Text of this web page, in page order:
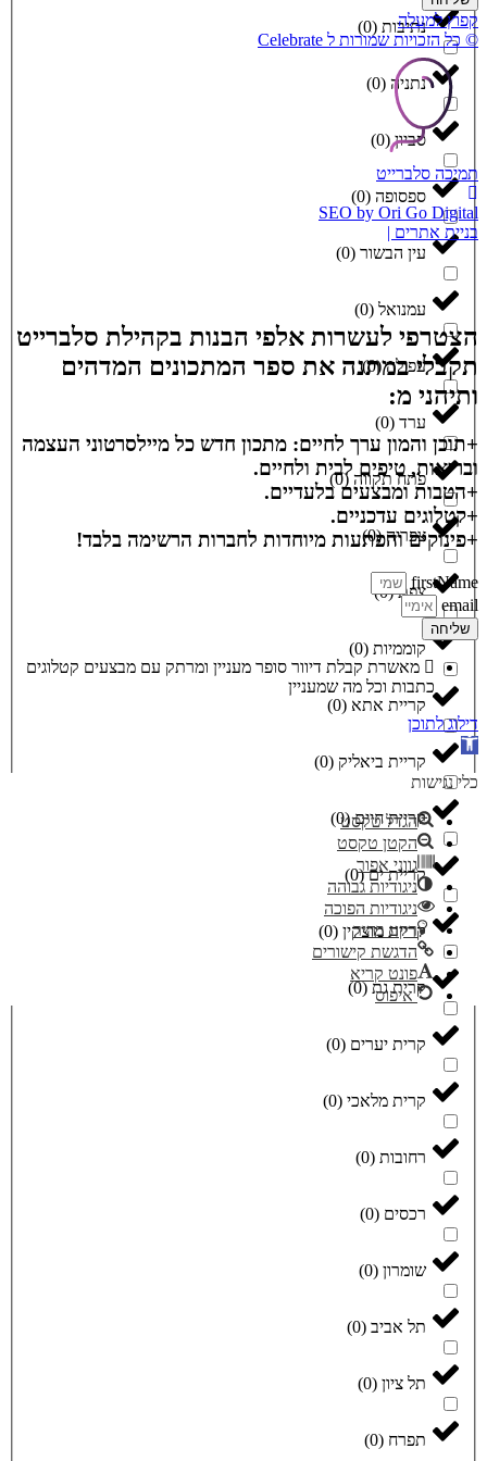
נתיבות (
0
)
נתניה (
0
)
סביון(
0
)
ספסופה (
0
)
עין הבשור (
0
)
עמנואל (
0
)
עפולה(
0
)
ערד (
0
)
פתח תקווה (
0
)
צפריה(
0
)
צפת(
0
)
קוממיות (
0
)
קריית אתא (
0
)
קריית ביאליק (
0
)
קריית חיים(
0
)
קריית ים(
0
)
קריית מוצקין (
0
)
קרית גת(
0
)
קרית יערים (
0
)
קרית מלאכי (
0
)
רחובות (
0
)
רכסים (
0
)
שומרון (
0
)
תל אביב (
0
)
תל ציון (
0
)
תפרח (
0
)
קפוץ למעלה
© כל הזכויות שמורות ל Celebrate
תמיכה סלברייט
SEO by Ori Go Digital
בניית אתרים |
הצטרפי לעשרות אלפי הבנות בקהילת סלברייט
תקבלי במתנה את ספר המתכונים המדהים
ותיהני מ:
+תוכן והמון ערך לחיים: מתכון חדש כל מיילסרטוני העצמה
ובריאות, טיפים לבית ולחיים.
+הטבות ומבצעים בלעדיים.
+קטלוגים עדכניים.
+פינוקים והפתעות מיוחדות לחברות הרשימה בלבד!
firstName
email
שליחה
מאשרת קבלת דיוור סופר מעניין ומרתק עם מבצעים קטלוגים
כתבות וכל מה שמעניין
דילוג לתוכן
פתח סרגל נגישות
כלי נגישות
הגדל טקסט
הקטן טקסט
גווני אפור
ניגודיות גבוהה
ניגודיות הפוכה
רקע בהיר
הדגשת קישורים
פונט קריא
איפוס